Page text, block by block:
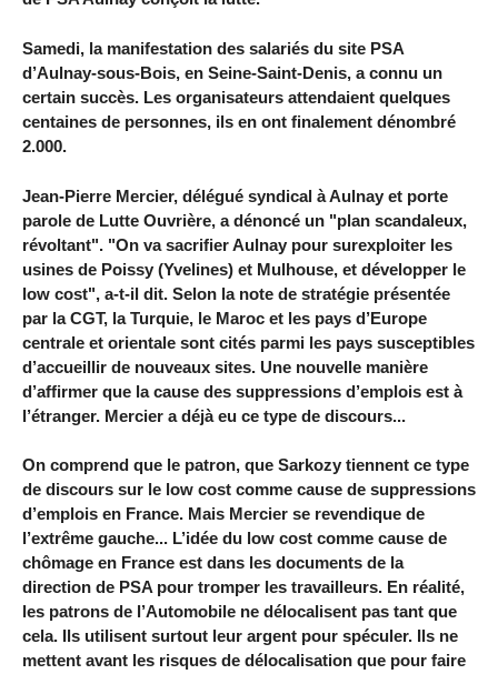
Samedi, la manifestation des salariés du site PSA
d’Aulnay-sous-Bois, en Seine-Saint-Denis, a connu un
certain succès. Les organisateurs attendaient quelques
centaines de personnes, ils en ont finalement dénombré
2.000.
Jean-Pierre Mercier, délégué syndical à Aulnay et porte
parole de Lutte Ouvrière, a dénoncé un "plan scandaleux,
révoltant". "On va sacrifier Aulnay pour surexploiter les
usines de Poissy (Yvelines) et Mulhouse, et développer le
low cost", a-t-il dit. Selon la note de stratégie présentée
par la CGT, la Turquie, le Maroc et les pays d’Europe
centrale et orientale sont cités parmi les pays susceptibles
d’accueillir de nouveaux sites. Une nouvelle manière
d’affirmer que la cause des suppressions d’emplois est à
l’étranger. Mercier a déjà eu ce type de discours...
On comprend que le patron, que Sarkozy tiennent ce type
de discours sur le low cost comme cause de suppressions
d’emplois en France. Mais Mercier se revendique de
l’extrême gauche... L’idée du low cost comme cause de
chômage en France est dans les documents de la
direction de PSA pour tromper les travailleurs. En réalité,
les patrons de l’Automobile ne délocalisent pas tant que
cela. Ils utilisent surtout leur argent pour spéculer. Ils ne
mettent avant les risques de délocalisation que pour faire